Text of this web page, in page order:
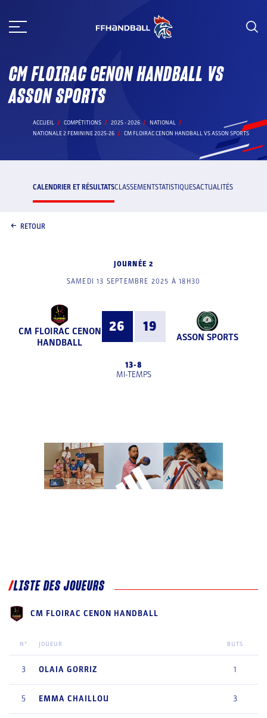
au
CM FLOIRAC CENON HANDBALL VS
ASSON SPORTS
ACCUEIL COMPÉTITIONS 2025 - 2026
NATIONAL
NATIONALE 2 FEMININE 2025-26
CM FLOIRAC CENON HANDBALL VS ASSON SPORTS
CALENDRIER ET RÉSULTATSCLASSEMENTSTATISTIQUESACTUALITÉS
RETOUR
JOURNÉE 2
SAMEDI 13 SEPTEMBRE 2025 À 18H30
CM FLOIRAC CENON
HANDBALL
26 19
ASSON SPORTS
13-8
MI-TEMPS
LISTE DES JOUEURS
CM FLOIRAC CENON HANDBALL
N° JOUEUR BUTS
3 OLAIA GORRIZ 1
5 EMMA CHAILLOU 3